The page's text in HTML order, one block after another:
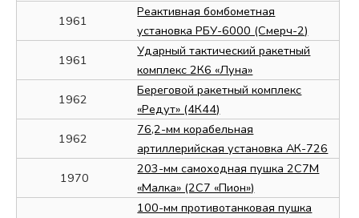
1961
Реактивная бомбометная
установка РБУ-6000 (Смерч-2)
1961
Ударный тактический ракетный
комплекс 2К6 «Луна»
1962
Береговой ракетный комплекс
«Редут» (4К44)
1962
76,2-мм корабельная
артиллерийская установка АК-726
1970
203-мм самоходная пушка 2С7М
«Малка» (2С7 «Пион»)
100-мм противотанковая пушка